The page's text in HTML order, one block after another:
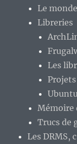
Le
Libreries
Les
Mémoire
Trucs de
Les